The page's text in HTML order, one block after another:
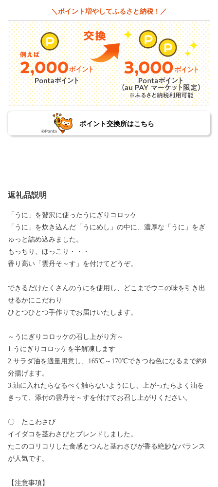
＼ポイント増やしてふるさと納税！／
ポイント交換所はこちら
返礼品説明
「うに」を贅沢に使ったうにぎりコロッケ
「うに」を炊き込んだ「うにめし」の中に、濃厚な「うに」をぎ
ゅっと詰め込みました。
もっちり、ほっこり・・・
香り高い「雲丹そ～す」を付けてどうぞ。
できるだけたくさんのうにを使用し、どこまでウニの味を引き出
せるかにこだわり
ひとつひとつ手作りでお届けいたします。
～うにぎりコロッケの召し上がり方～
1.うにぎりコロッケを半解凍します
2.サラダ油を適量用意し、165℃～170℃できつね色になるまで約8
分揚げます。
3.油に入れたらなるべく触らないようにし、上がったらよく油を
きって、添付の雲丹そ～すを付けてお召し上がりください。
〇 たこわさび
イイダコを茎わさびとブレンドしました。
たこのコリコリした食感とつんと茎わさびが香る絶妙なバランス
が人気です。
【注意事項】